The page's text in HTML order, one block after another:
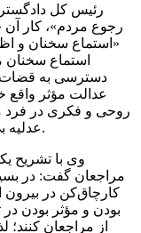
رئیس کل
رجوع مردم»، کار
«استماع سخنان و
استماع
دسترسی به قضات
عدالت مؤثر واقع
روحی و فکری در فرد
عدلیه بی‌طرف، دل‌سوز، ملجا و پناهگاه مردم است.
وی با تشریح
مراجعان گفت: در
کارچاق‌کن در
بودن و مؤثر بودن
از مراجعان